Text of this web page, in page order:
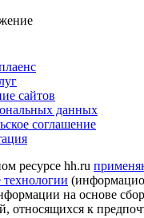
сайтов
данных
соглашение
ресурсе hh.ru
технологии
на основе
относящихся к